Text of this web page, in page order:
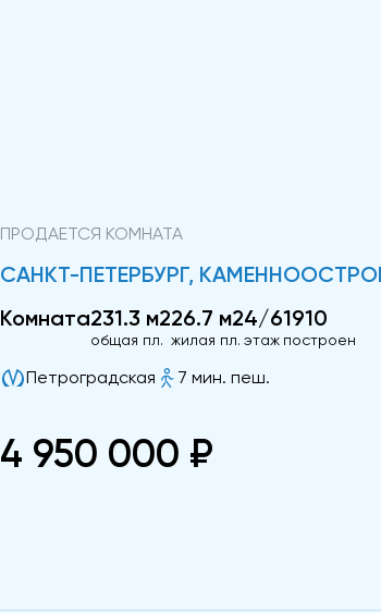
ПРОДАЕТСЯ КОМНАТА
САНКТ-ПЕТЕРБУРГ,
Комната231.3 м2
общая пл.
26.7 м2
жилая пл.
4/6
этаж
1910
построен
Петроградская 7 мин. пеш.
4 950 000 ₽